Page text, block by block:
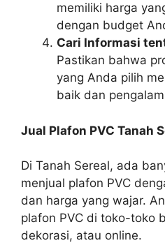
memiliki harga
dengan budget
Cari Informasi
Pastikan bahwa
yang Anda pilih
baik dan
Jual Plafon PVC Tanah
Di Tanah Sereal, ada
menjual plafon PVC
dan harga yang wajar.
plafon PVC di toko-toko
dekorasi, atau online.